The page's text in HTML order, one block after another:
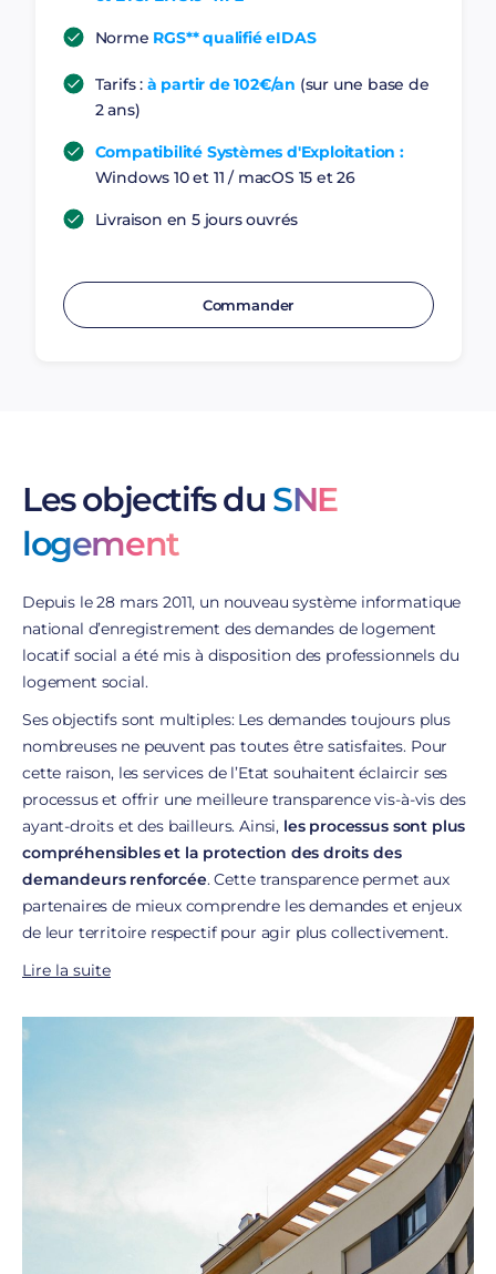
Norme RGS** qualifié eIDAS
Tarifs : à partir de 102€/an (sur une base de
2 ans)
Compatibilité Systèmes d'Exploitation :
Windows 10 et 11 / macOS 15 et 26
Livraison en 5 jours ouvrés
Commander
Les objectifs du SNE
logement
Depuis le 28 mars 2011, un nouveau système informatique
national d’enregistrement des demandes de logement
locatif social a été mis à disposition des professionnels du
logement social.
Ses objectifs sont multiples: Les demandes toujours plus
nombreuses ne peuvent pas toutes être satisfaites. Pour
cette raison, les services de l’Etat souhaitent éclaircir ses
processus et offrir une meilleure transparence vis-à-vis des
ayant-droits et des bailleurs. Ainsi, les processus sont plus
compréhensibles et la protection des droits des
demandeurs renforcée. Cette transparence permet aux
partenaires de mieux comprendre les demandes et enjeux
de leur territoire respectif pour agir plus collectivement.
L’interface du SNE se positionne au coeur du
l’Etat. Elle a donc une importance capitale pour faciliter
la gestion des demandes des bailleurs sociaux et des
fichiers partagés entre les différents départements
concernés et autres systèmes de l’Etat (Comdalo, SYPLO
une meilleure qualité
améliore la productivité des services
Le Système National d’Enregistrement du logement
social collecte des données qu’il transmet à son
Lire la suite